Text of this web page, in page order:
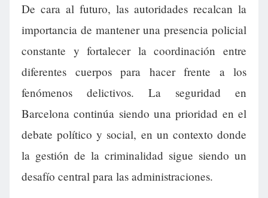
De cara al futuro, las autoridades recalcan la
importancia de mantener una presencia policial
constante y fortalecer la coordinación entre
diferentes cuerpos para hacer frente a los
fenómenos delictivos. La seguridad en
Barcelona continúa siendo una prioridad en el
debate político y social, en un contexto donde
la gestión de la criminalidad sigue siendo un
desafío central para las administraciones.